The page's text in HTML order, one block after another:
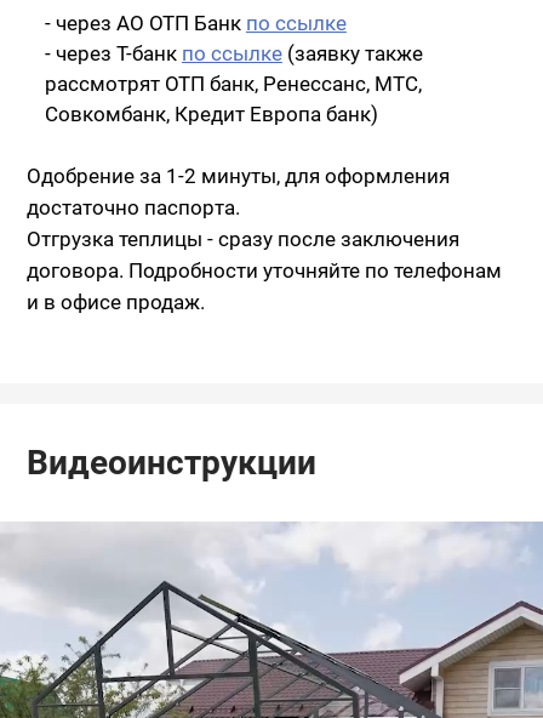
- через АО ОТП Банк по ссылке
- через Т-банк по ссылке(заявку также
рассмотрят ОТП банк, Ренессанс, МТС,
Совкомбанк, Кредит Европа банк)
Одобрение за 1-2 минуты, для оформления
достаточно паспорта.
Отгрузка теплицы - сразу после заключения
договора. Подробности уточняйте по телефонам
и в офисе продаж.
Видеоинструкции